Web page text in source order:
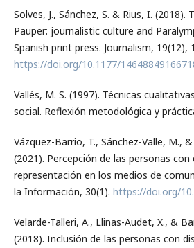
Solves, J., Sánchez, S. & Rius, I. (2018).
Pauper: journalistic culture and
Spanish print press. Journalism, 19(12),
https://doi.org/10.1177/
Vallés, M. S. (1997). Técnicas
social. Reflexión metodológica y
Vázquez-Barrio, T., Sánchez-Valle, M.,
(2021). Percepción de las personas con
representación en los medios de
la Información, 30(1). https://doi.org/
Velarde-Talleri, A., Llinas-Audet, X., &
(2018). Inclusión de las personas con